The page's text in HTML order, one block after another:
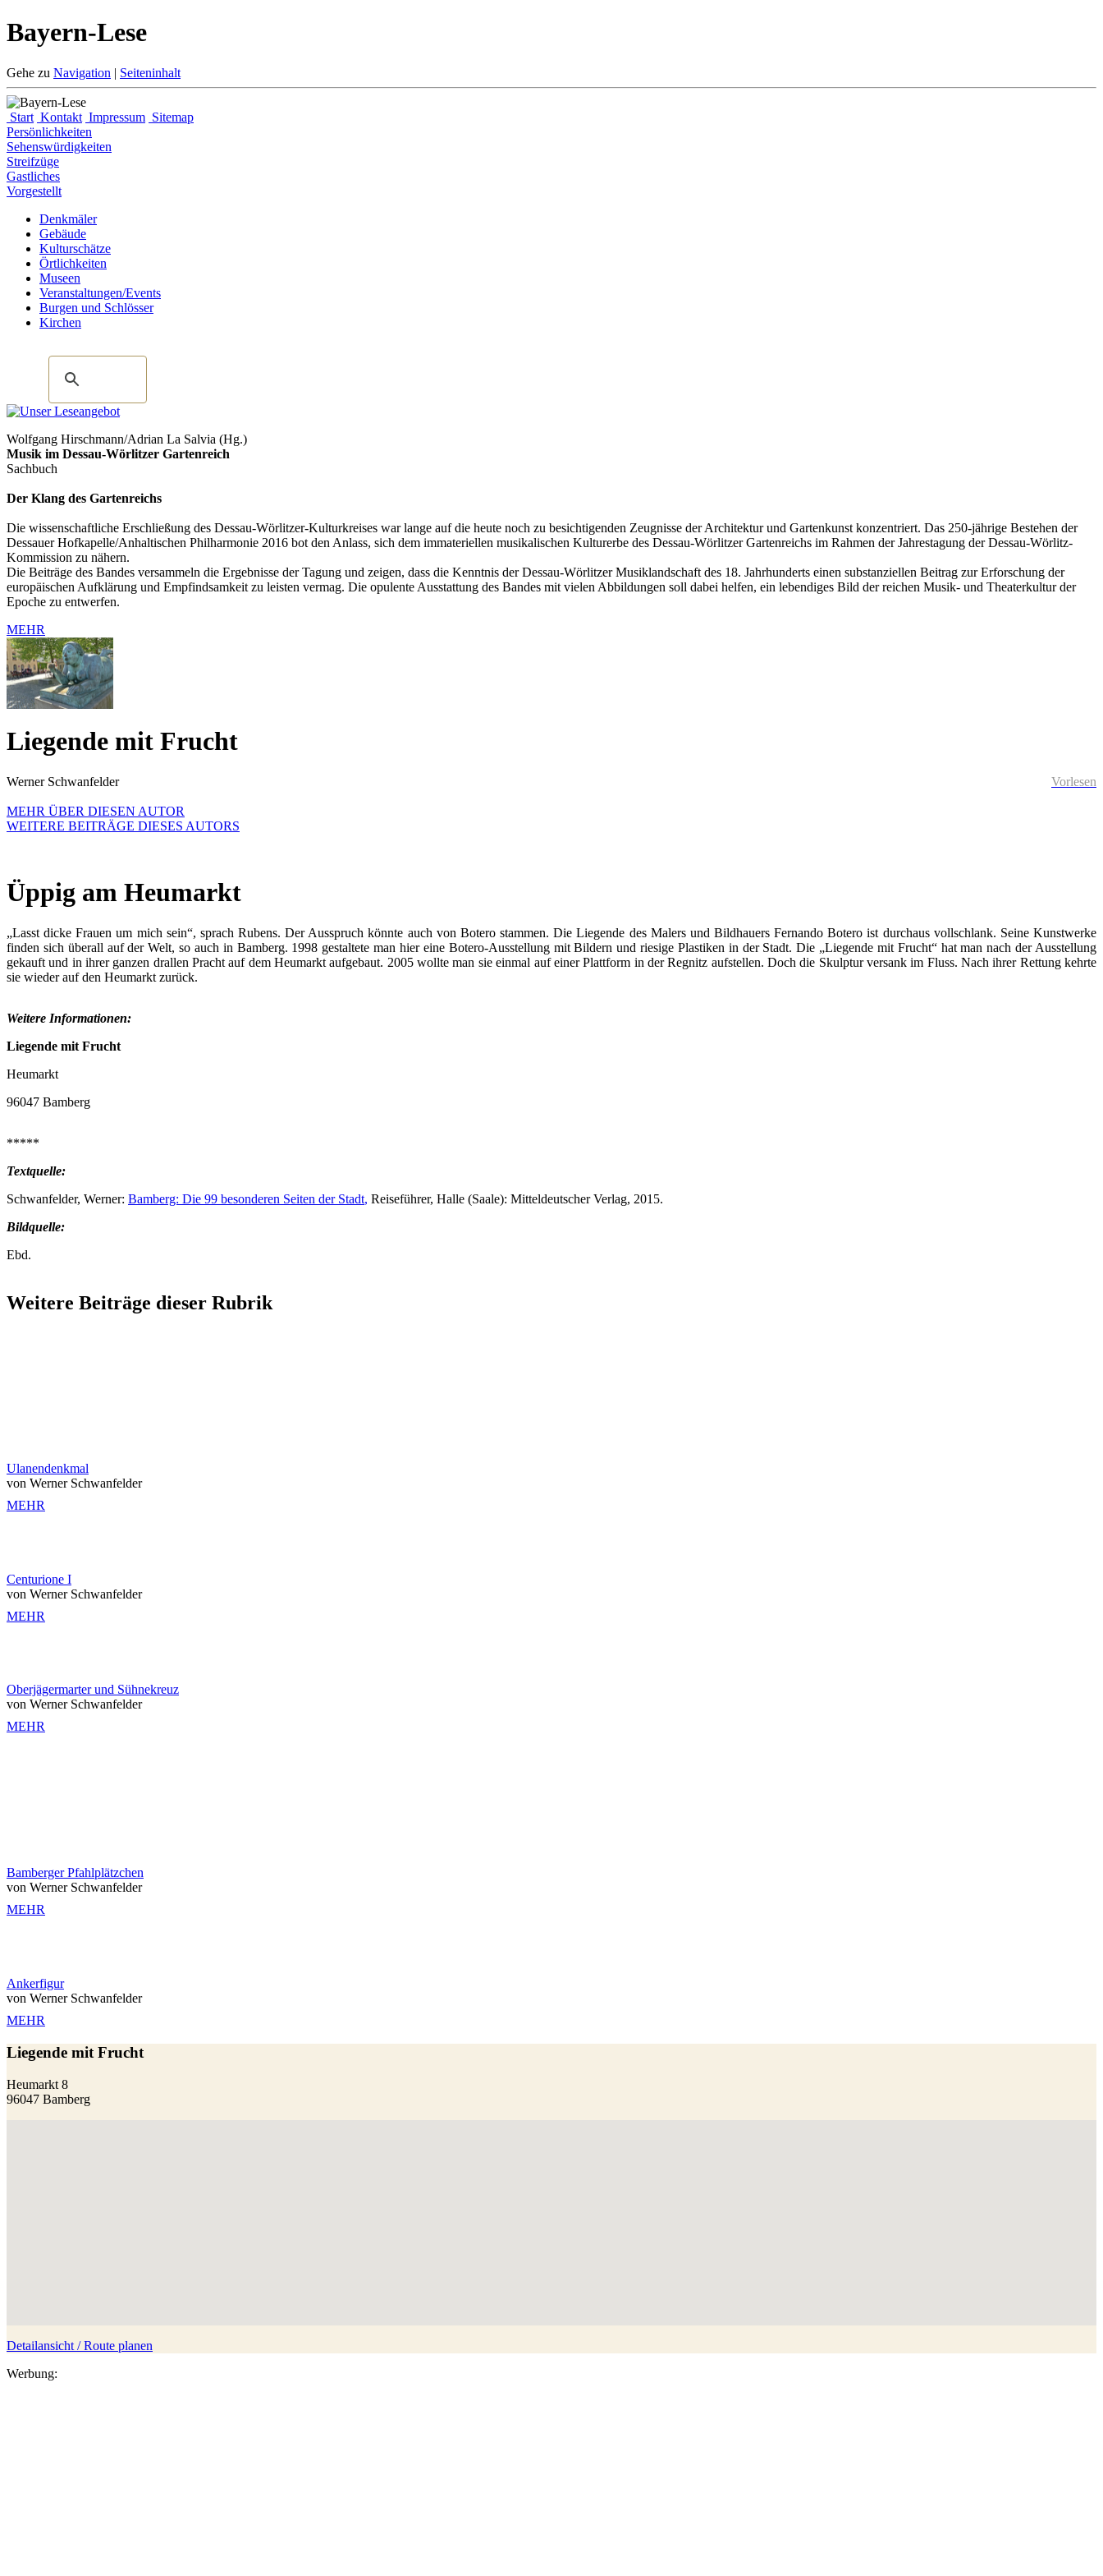
Bayern-Lese
Gehe zu Navigation | Seiteninhalt
Start Kontakt Impressum Sitemap
Persönlichkeiten
Sehenswürdigkeiten
Streifzüge
Gastliches
Vorgestellt
Denkmäler
Gebäude
Kulturschätze
Örtlichkeiten
Museen
Veranstaltungen/Events
Burgen und Schlösser
Kirchen
Wolfgang Hirschmann/Adrian La Salvia (Hg.)
Musik im Dessau-Wörlitzer Gartenreich
Sachbuch
Der Klang des Gartenreichs
Die wissenschaftliche Erschließung des Dessau-Wörlitzer-Kulturkreises war lange auf die heute noch zu besichtigenden Zeugnisse der Architektur und Gartenkunst konzentriert. Das 250-jährige Bestehen der
Dessauer Hofkapelle/Anhaltischen Philharmonie 2016 bot den Anlass, sich dem immateriellen musikalischen Kulturerbe des Dessau-Wörlitzer Gartenreichs im Rahmen der Jahrestagung der Dessau-Wörlitz-
Kommission zu nähern.
Die Beiträge des Bandes versammeln die Ergebnisse der Tagung und zeigen, dass die Kenntnis der Dessau-Wörlitzer Musiklandschaft des 18. Jahrhunderts einen substanziellen Beitrag zur Erforschung der
europäischen Aufklärung und Empfindsamkeit zu leisten vermag. Die opulente Ausstattung des Bandes mit vielen Abbildungen soll dabei helfen, ein lebendiges Bild der reichen Musik- und Theaterkultur der
Epoche zu entwerfen.
MEHR
Liegende mit Frucht
Vorlesen
Werner Schwanfelder
MEHR ÜBER DIESEN AUTOR
WEITERE BEITRÄGE DIESES AUTORS
Üppig am Heumarkt
„Lasst dicke Frauen um mich sein“, sprach Rubens. Der Ausspruch könnte auch von Botero stammen. Die Liegende des Malers und Bildhauers Fernando Botero ist durchaus vollschlank. Seine Kunstwerke
finden sich überall auf der Welt, so auch in Bamberg. 1998 gestaltete man hier eine Botero-Ausstellung mit Bildern und riesige Plastiken in der Stadt. Die „Liegende mit Frucht“ hat man nach der Ausstellung
gekauft und in ihrer ganzen drallen Pracht auf dem Heumarkt aufgebaut. 2005 wollte man sie einmal auf einer Plattform in der Regnitz aufstellen. Doch die Skulptur versank im Fluss. Nach ihrer Rettung kehrte
sie wieder auf den Heumarkt zurück.
Weitere Informationen:
Liegende mit Frucht
Heumarkt
96047 Bamberg
*****
Textquelle:
Schwanfelder, Werner: Bamberg: Die 99 besonderen Seiten der Stadt, Reiseführer, Halle (Saale): Mitteldeutscher Verlag, 2015.
Bildquelle:
Ebd.
Weitere Beiträge dieser Rubrik
Ulanendenkmal
von Werner Schwanfelder
MEHR
Centurione I
von Werner Schwanfelder
MEHR
Oberjägermarter und Sühnekreuz
von Werner Schwanfelder
MEHR
Bamberger Pfahlplätzchen
von Werner Schwanfelder
MEHR
Ankerfigur
von Werner Schwanfelder
MEHR
Liegende mit Frucht
Heumarkt 8
96047 Bamberg
Detailansicht / Route planen
Werbung: